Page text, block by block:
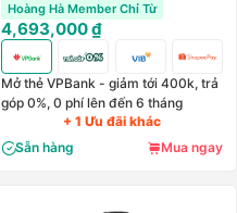
Hoàng Hà Member Chỉ Từ
4,693,000 ₫
Mở thẻ VPBank - giảm tới 400k, trả
góp 0%, 0 phí lên đến 6 tháng
+ 1 Ưu đãi khác
Sẵn hàng
Mua ngay